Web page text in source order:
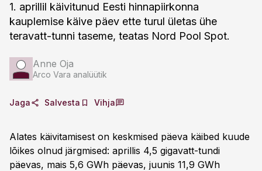
1. aprillil käivitunud Eesti hinnapiirkonna
kauplemise käive päev ette turul ületas ühe
teravatt-tunni taseme, teatas Nord Pool Spot.
Anne Oja
Arco Vara analüütik
Jaga Salvesta Vihja
Alates käivitamisest on keskmised päeva käibed kuude
lõikes olnud järgmised: aprillis 4,5 gigavatt-tundi
päevas, mais 5,6 GWh päevas, juunis 11,9 GWh